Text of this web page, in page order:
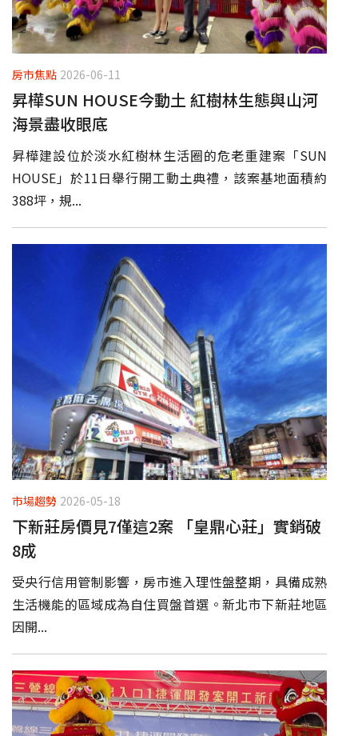
房市焦點 2026-06-11
昇樺SUN HOUSE今動土 紅樹林生態與山河
海景盡收眼底
昇樺建設位於淡水紅樹林生活圈的危老重建案「SUN
HOUSE」於11日舉行開工動土典禮，該案基地面積約
388坪，規...
市場趨勢 2026-05-18
下新莊房價見7僅這2案 「皇鼎心莊」實銷破
8成
受央行信用管制影響，房市進入理性盤整期，具備成熟
生活機能的區域成為自住買盤首選。新北市下新莊地區
因開...